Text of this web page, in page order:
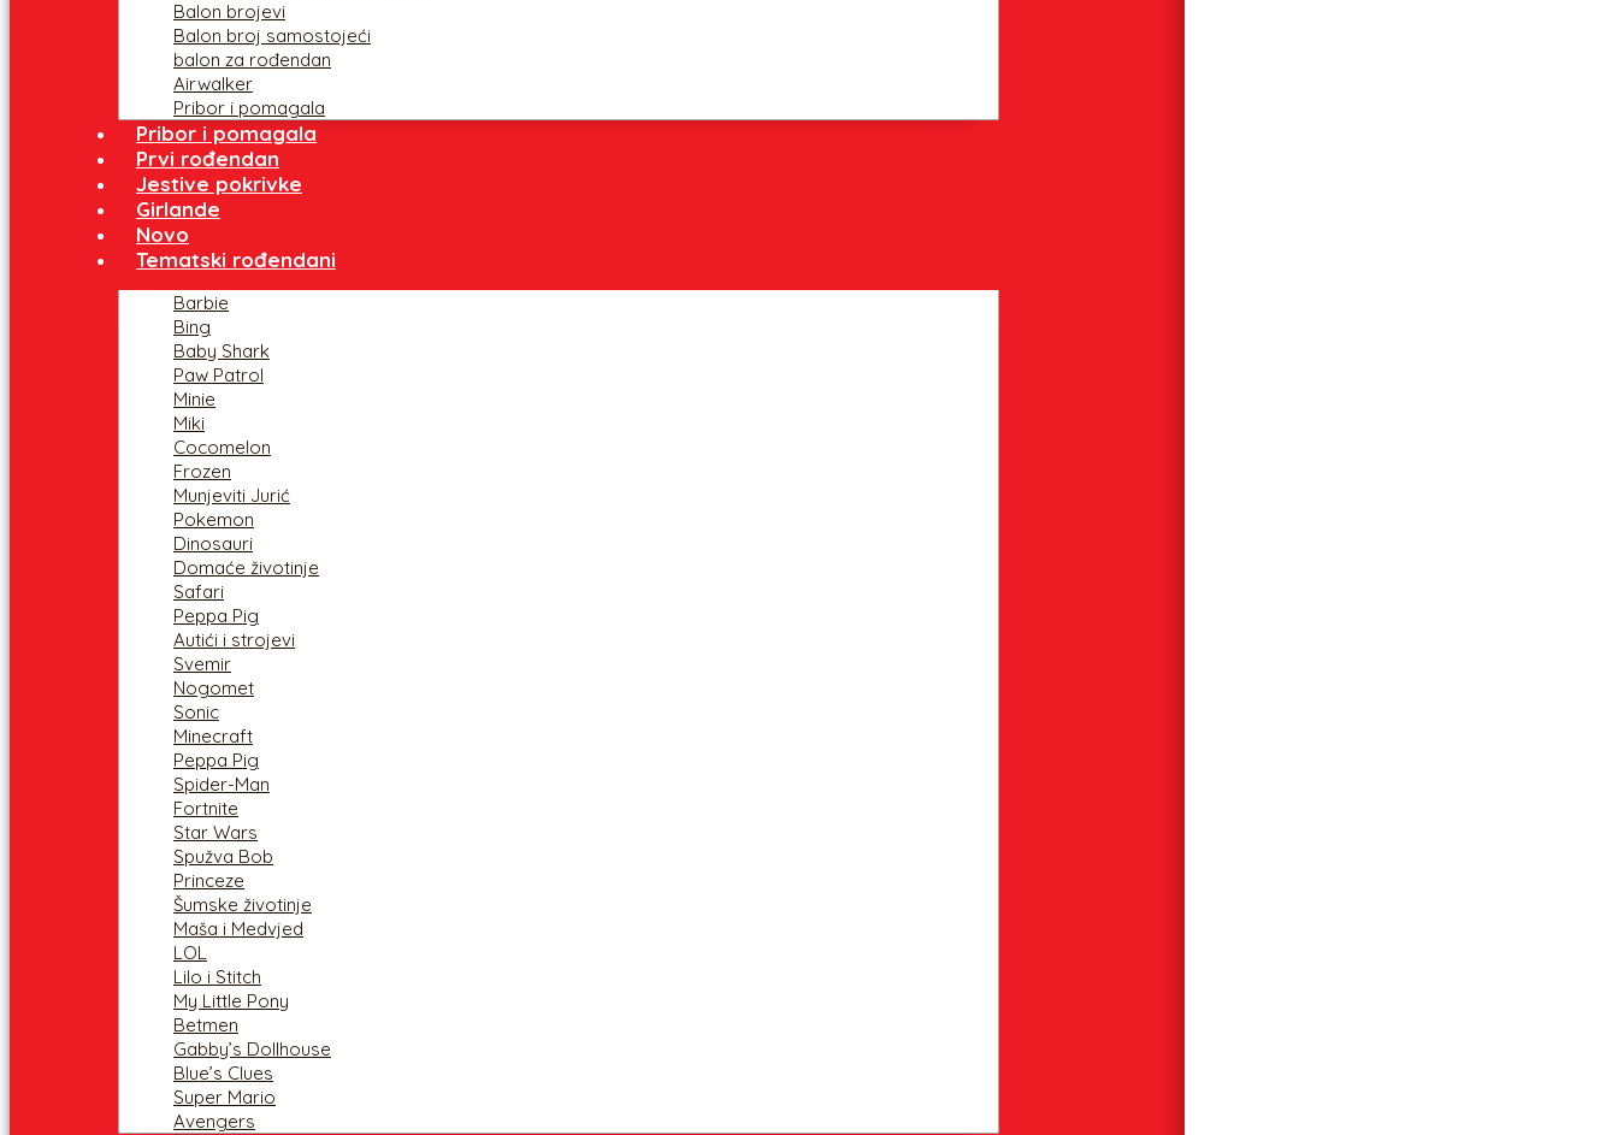
Balon brojevi
Balon broj samostojeći
balon za rođendan
Airwalker
Pribor i pomagala
Pribor i pomagala
Prvi rođendan
Jestive pokrivke
Girlande
Novo
Tematski rođendani
Barbie
Bing
Baby Shark
Paw Patrol
Minie
Miki
Cocomelon
Frozen
Munjeviti Jurić
Pokemon
Dinosauri
Domaće životinje
Safari
Peppa Pig
Autići i strojevi
Svemir
Nogomet
Sonic
Minecraft
Peppa Pig
Spider-Man
Fortnite
Star Wars
Spužva Bob
Princeze
Šumske životinje
Maša i Medvjed
LOL
Lilo i Stitch
My Little Pony
Betmen
Gabby’s Dollhouse
Blue’s Clues
Super Mario
Avengers